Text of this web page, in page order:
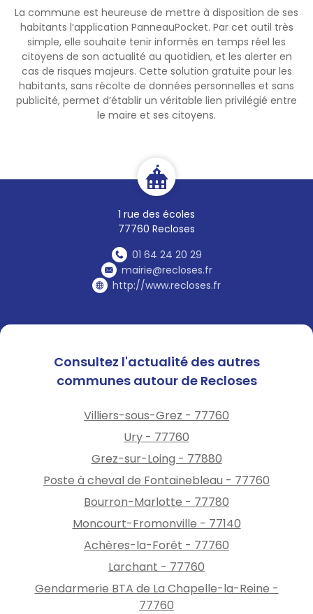
La commune est heureuse de mettre à disposition de ses
habitants l’application PanneauPocket. Par cet outil très
simple, elle souhaite tenir informés en temps réel les
citoyens de son actualité au quotidien, et les alerter en
cas de risques majeurs. Cette solution gratuite pour les
habitants, sans récolte de données personnelles et sans
publicité, permet d’établir un véritable lien privilégié entre
le maire et ses citoyens.
1 rue des écoles
77760 Recloses
01 64 24 20 29
mairie@recloses.fr
http://www.recloses.fr
Consultez l'actualité des autres
communes autour de Recloses
Villiers-sous-Grez - 77760
Ury - 77760
Grez-sur-Loing - 77880
Poste à cheval de Fontainebleau - 77760
Bourron-Marlotte - 77780
Moncourt-Fromonville - 77140
Achères-la-Forêt - 77760
Larchant - 77760
Gendarmerie BTA de La Chapelle-la-Reine -
77760